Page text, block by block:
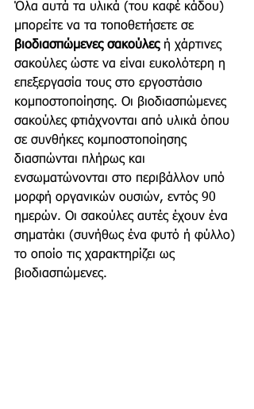
Όλα αυτά τα υλικά (του καφέ κάδου)
μπορείτε να τα τοποθετήσετε σε
βιοδιασπώμενες σακούλες ή χάρτινες
σακούλες ώστε να είναι ευκολότερη η
επεξεργασία τους στο εργοστάσιο
κομποστοποίησης. Οι βιοδιασπώμενες
σακούλες φτιάχνονται από υλικά όπου
σε συνθήκες κομποστοποίησης
διασπώνται πλήρως και
ενσωματώνονται στο περιβάλλον υπό
μορφή οργανικών ουσιών, εντός 90
ημερών. Οι σακούλες αυτές έχουν ένα
σηματάκι (συνήθως ένα φυτό ή φύλλο)
το οποίο τις χαρακτηρίζει ως
βιοδιασπώμενες.